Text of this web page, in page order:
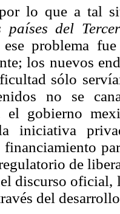
por lo que a tal
países del
ese problema
los nuevos
sólo
no se
el gobierno
iniciativa
de
discurso oficial,
del